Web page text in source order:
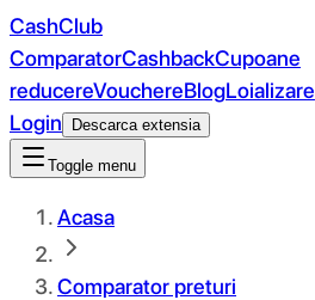
CashClub
ComparatorCashbackCupoane
reducereVouchereBlogLoializare
Login
Descarca extensia
Toggle menu
Acasa
Comparator preturi